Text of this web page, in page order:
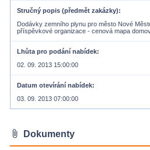
Stručný popis (předmět zakázky)
Dodávky zemního plynu pro město Nové
příspěvkové organizace - cenová mapa
Lhůta pro podání nabídek
02. 09. 2013 15:00:00
Datum otevírání nabídek
03. 09. 2013 07:00:00
attach_file Dokumenty